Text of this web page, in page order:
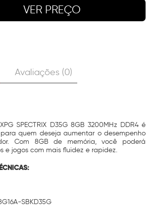
VER PREÇO
Avaliações (0)
SPECTRIX D35G 8GB 3200MHz DDR4 é
quem deseja aumentar o desempenho
Com 8GB de memória, você poderá
e jogos com mais fluidez e rapidez.
SBKD35G